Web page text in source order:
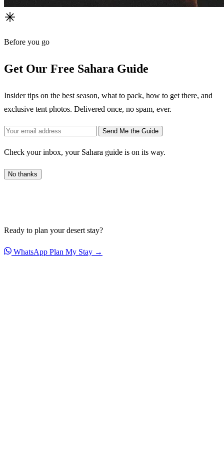
Before you go
Get Our Free Sahara Guide
Insider tips on the best season, what to pack, how to get there, and
exclusive tent photos. Delivered once, no spam, ever.
Send Me the Guide
Check your inbox, your Sahara guide is on its way.
No thanks
Ready to plan your desert stay?
WhatsApp Plan My Stay →